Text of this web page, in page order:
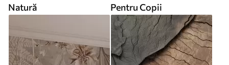
Natură Pentru Copii